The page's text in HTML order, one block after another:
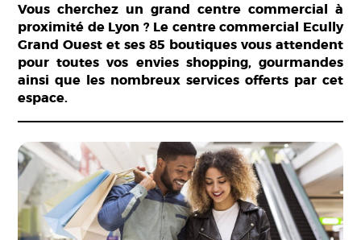
Vous cherchez un grand centre commercial à
proximité de Lyon ? Le centre commercial Ecully
Grand Ouest et ses 85 boutiques vous attendent
pour toutes vos envies shopping, gourmandes
ainsi que les nombreux services offerts par cet
espace.